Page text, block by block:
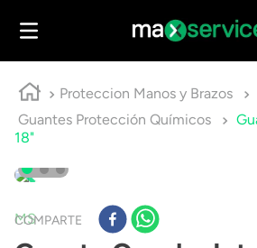
Proteccion Manos y Brazos
Guantes Protección Químicos
18"
COMPARTE
MS